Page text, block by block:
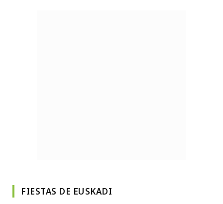
FIESTAS DE EUSKADI